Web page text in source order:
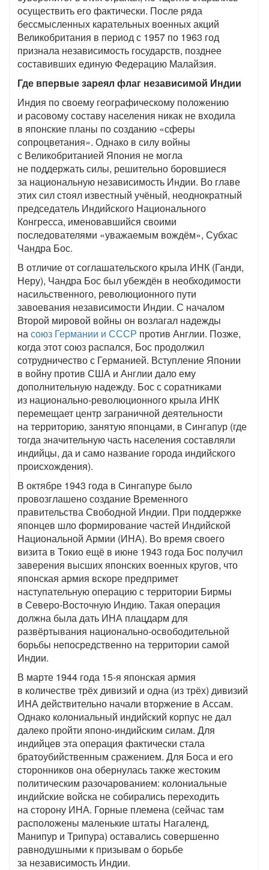
осуществить его фактически. После ряда
бессмысленных карательных военных акций
Великобритания в период с 1957 по 1963 год
признала независимость государств, позднее
составивших единую Федерацию Малайзия.
Где впервые зареял флаг независимой Индии
Индия по своему географическому положению
и расовому составу населения никак не входила
в японские планы по созданию «сферы
сопроцветания». Однако в силу войны
с Великобританией Япония не могла
не поддержать силы, решительно боровшиеся
за национальную независимость Индии. Во главе
этих сил стоял известный учёный, неоднократный
председатель Индийского Национального
Конгресса, именовавшийся своими
последователями «уважаемым вождём», Субхас
Чандра Бос.
В отличие от соглашательского крыла ИНК (Ганди,
Неру), Чандра Бос был убеждён в необходимости
насильственного, революционного пути
завоевания независимости Индии. С началом
Второй мировой войны он возлагал надежды
насоюз Германии и СССР против Англии. Позже,
когда этот союз распался, Бос продолжил
сотрудничество с Германией. Вступление Японии
в войну против США и Англии дало ему
дополнительную надежду. Бос с соратниками
из национально-революционного крыла ИНК
перемещает центр заграничной деятельности
на территорию, занятую японцами, в Сингапур (где
тогда значительную часть населения составляли
индийцы, да и само название города индийского
происхождения).
В октябре 1943 года в Сингапуре было
провозглашено создание Временного
правительства Свободной Индии. При поддержке
японцев шло формирование частей Индийской
Национальной Армии (ИНА). Во время своего
визита в Токио ещё в июне 1943 года Бос получил
заверения высших японских военных кругов, что
японская армия вскоре предпримет
наступательную операцию с территории Бирмы
в Северо-Восточную Индию. Такая операция
должна была дать ИНА плацдарм для
развёртывания национально-освободительной
борьбы непосредственно на территории самой
Индии.
В марте 1944 года 15-я японская армия
в количестве трёх дивизий и одна (из трёх) дивизий
ИНА действительно начали вторжение в Ассам.
Однако колониальный индийский корпус не дал
далеко пройти японо-индийским силам. Для
индийцев эта операция фактически стала
братоубийственным сражением. Для Боса и его
сторонников она обернулась также жестоким
политическим разочарованием: колониальные
индийские войска не собирались переходить
на сторону ИНА. Горные племена (сейчас там
расположены маленькие штаты Нагаленд,
Манипур и Трипура) оставались совершенно
равнодушными к призывам о борьбе
за независимость Индии.